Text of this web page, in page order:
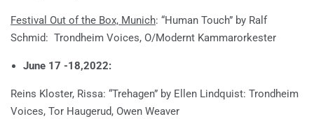
Festival Out of the Box, Munich: “Human Touch” by Ralf
Schmid: Trondheim Voices, O/Modernt Kammarorkester
June 17 -18,2022:
Reins Kloster, Rissa: “Trehagen” by Ellen Lindquist: Trondheim
Voices, Tor Haugerud, Owen Weaver